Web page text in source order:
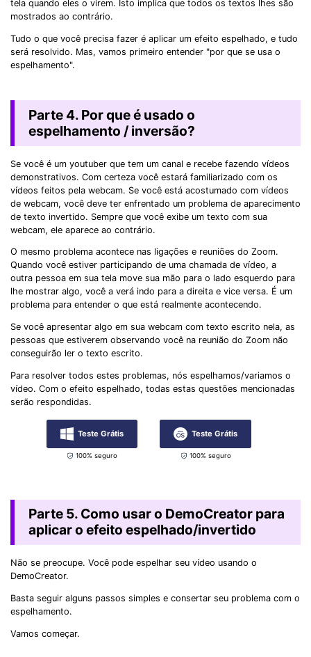
tela quando eles o virem. Isto implica que todos os textos lhes são
mostrados ao contrário.
Tudo o que você precisa fazer é aplicar um efeito espelhado, e tudo
será resolvido. Mas, vamos primeiro entender "por que se usa o
espelhamento".
Parte 4. Por que é usado o
espelhamento / inversão?
Se você é um youtuber que tem um canal e recebe fazendo vídeos
demonstrativos. Com certeza você estará familiarizado com os
vídeos feitos pela webcam. Se você está acostumado com vídeos
de webcam, você deve ter enfrentado um problema de aparecimento
de texto invertido. Sempre que você exibe um texto com sua
webcam, ele aparece ao contrário.
O mesmo problema acontece nas ligações e reuniões do Zoom.
Quando você estiver participando de uma chamada de vídeo, a
outra pessoa em sua tela move sua mão para o lado esquerdo para
lhe mostrar algo, você a verá indo para a direita e vice versa. É um
problema para entender o que está realmente acontecendo.
Se você apresentar algo em sua webcam com texto escrito nela, as
pessoas que estiverem observando você na reunião do Zoom não
conseguirão ler o texto escrito.
Para resolver todos estes problemas, nós espelhamos/variamos o
vídeo. Com o efeito espelhado, todas estas questões mencionadas
serão respondidas.
Teste Grátis
100% seguro
Teste Grátis
100% seguro
Parte 5. Como usar o DemoCreator para
aplicar o efeito espelhado/invertido
Não se preocupe. Você pode espelhar seu vídeo usando o
DemoCreator.
Basta seguir alguns passos simples e consertar seu problema com o
espelhamento.
Vamos começar.